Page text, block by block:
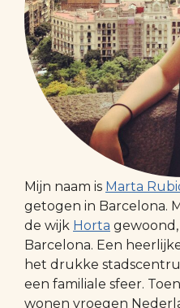
Mijn naam is Marta
getogen in Barcelona.
de wijk Horta gewoond,
Barcelona. Een
het drukke
een familiale sfeer.
wonen vroegen